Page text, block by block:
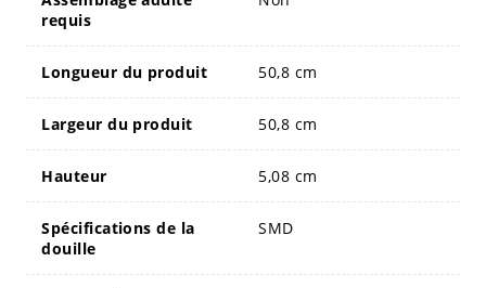
requis
Longueur du produit 50,8 cm
Largeur du produit 50,8 cm
Hauteur 5,08 cm
Spécifications de la
douille
SMD